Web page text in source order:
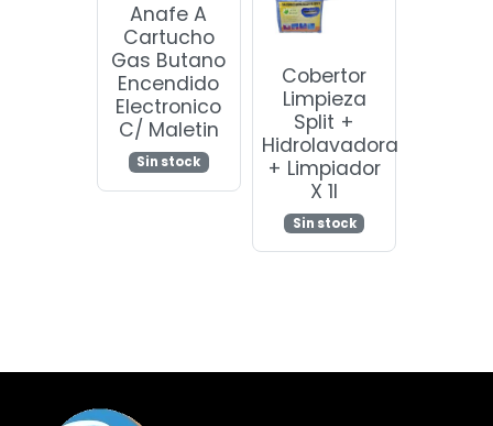
Anafe A
Cartucho
Gas Butano
Encendido
Electronico
C/ Maletin
Sin stock
Cobertor
Limpieza
Split +
Hidrolavadora
+ Limpiador
X 1l
Sin stock